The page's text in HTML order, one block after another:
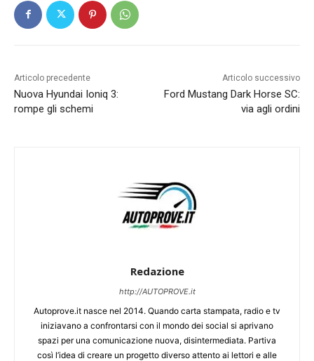
Articolo precedente
Nuova Hyundai Ioniq 3:
rompe gli schemi
Articolo successivo
Ford Mustang Dark Horse SC:
via agli ordini
Redazione
http://AUTOPROVE.it
Autoprove.it nasce nel 2014. Quando carta stampata, radio e tv
iniziavano a confrontarsi con il mondo dei social si aprivano
spazi per una comunicazione nuova, disintermediata. Partiva
così l’idea di creare un progetto diverso attento ai lettori e alle